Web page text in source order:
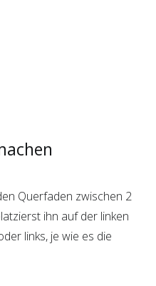
Querfaden zwischen 2
ihn auf der linken
links, je wie es die